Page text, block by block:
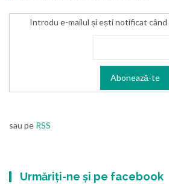
Introdu e-mailul și ești notificat când
sau pe RSS
Urmăriți-ne și pe facebook